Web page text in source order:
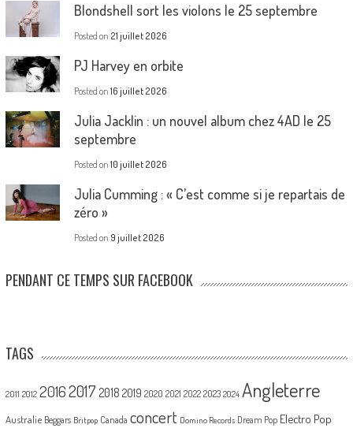
Blondshell sort les violons le 25 septembre
Posted on 21 juillet 2026
PJ Harvey en orbite
Posted on 16 juillet 2026
Julia Jacklin : un nouvel album chez 4AD le 25
septembre
Posted on 10 juillet 2026
Julia Cumming : « C’est comme si je repartais de
zéro »
Posted on 9 juillet 2026
PENDANT CE TEMPS SUR FACEBOOK
TAGS
2011 2012 20162017 2018 2019 2020 2021 2022 2023 2024 Angleterre
Australie Beggars Britpop Canada concert Domino Records Dream Pop Electro Pop